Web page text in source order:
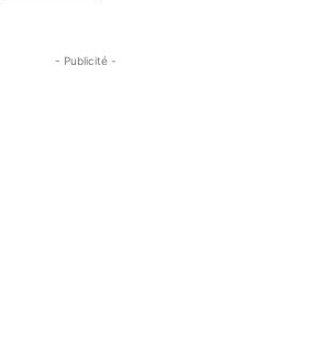
- Publicité -